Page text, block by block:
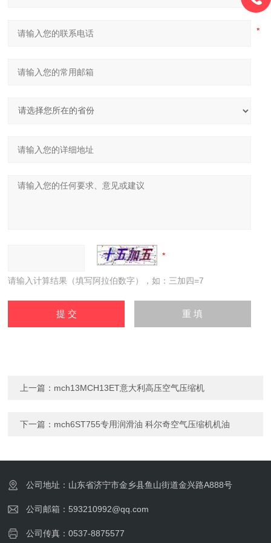
请输入计算结果（填写阿拉伯数字），如：三加四=7
上一篇： mch13MCH13ET意大利高压空气压缩机
下一篇： mch6ST755专用润滑油 科尔奇空气压缩机机油
公司地址：山东省济宁市金乡县鱼山街道金兴路A888号
公司邮箱：593210992@qq.com
公司传真：0537-8875577